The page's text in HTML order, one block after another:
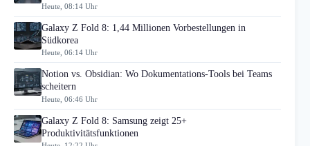
Heute, 08:14 Uhr
Galaxy Z Fold 8: 1,44 Millionen Vorbestellungen in
Südkorea
Heute, 06:14 Uhr
Notion vs. Obsidian: Wo Dokumentations-Tools bei Teams
scheitern
Heute, 06:46 Uhr
Galaxy Z Fold 8: Samsung zeigt 25+
Produktivitätsfunktionen